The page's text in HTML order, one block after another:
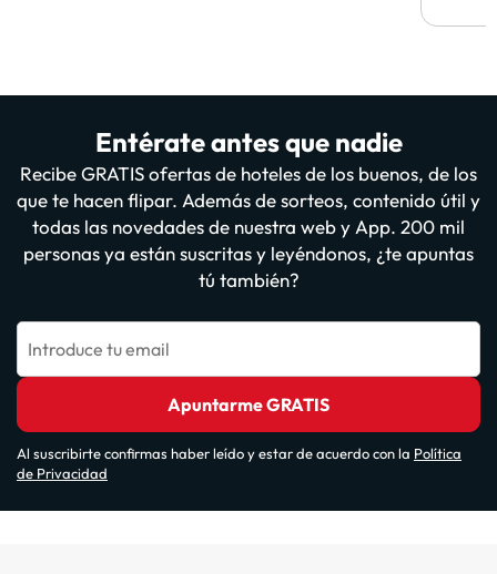
Entérate antes que nadie
Recibe GRATIS ofertas de hoteles de los buenos, de los
que te hacen flipar. Además de sorteos, contenido útil y
todas las novedades de nuestra web y App. 200 mil
personas ya están suscritas y leyéndonos, ¿te apuntas
tú también?
Introduce tu email
Apuntarme GRATIS
Al suscribirte confirmas haber leído y estar de acuerdo con la Política
de Privacidad